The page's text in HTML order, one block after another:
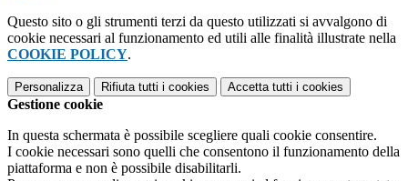
Questo sito o gli strumenti terzi da questo utilizzati si avvalgono di
cookie necessari al funzionamento ed utili alle finalità illustrate nella
COOKIE POLICY.
Personalizza Rifiuta tutti i cookies Accetta tutti i cookies
Gestione cookie
In questa schermata è possibile scegliere quali cookie consentire.
I cookie necessari sono quelli che consentono il funzionamento della
piattaforma e non è possibile disabilitarli.